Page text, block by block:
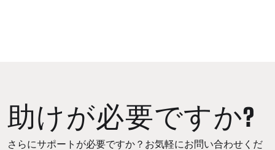
助けが必要ですか?
さらにサポートが必要ですか？お気軽にお問い合わせくだ